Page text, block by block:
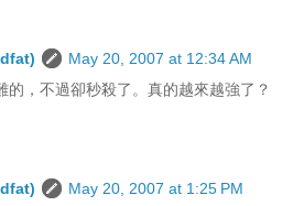
May 20, 2007 at 12:34 AM
的，不過卻秒殺了。真的越來越強了？
May 20, 2007 at 1:25 PM